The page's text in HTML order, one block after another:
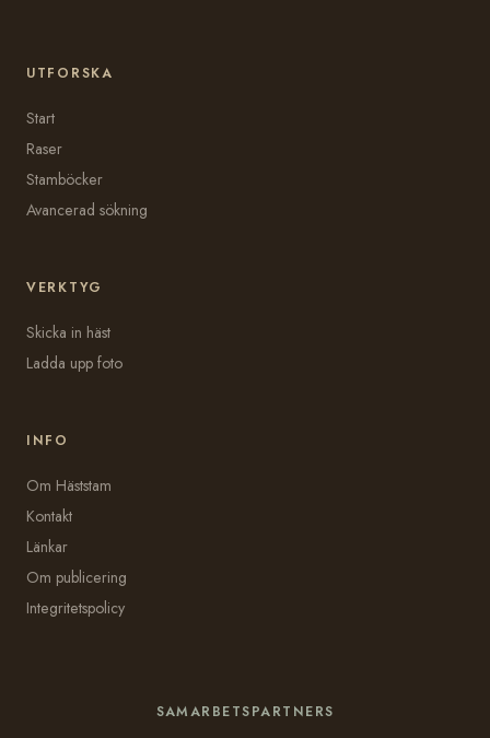
UTFORSKA
Start
Raser
Stamböcker
Avancerad sökning
VERKTYG
Skicka in häst
Ladda upp foto
INFO
Om Häststam
Kontakt
Länkar
Om publicering
Integritetspolicy
SAMARBETSPARTNERS